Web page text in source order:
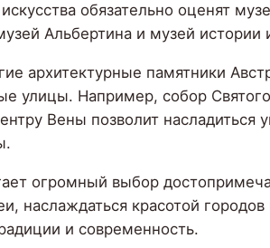
обязательно оценят
Альбертина и музей истории
архитектурные памятники
улицы. Например, собор
Вены позволит насладиться
огромный выбор
наслаждаться красотой
и современность.